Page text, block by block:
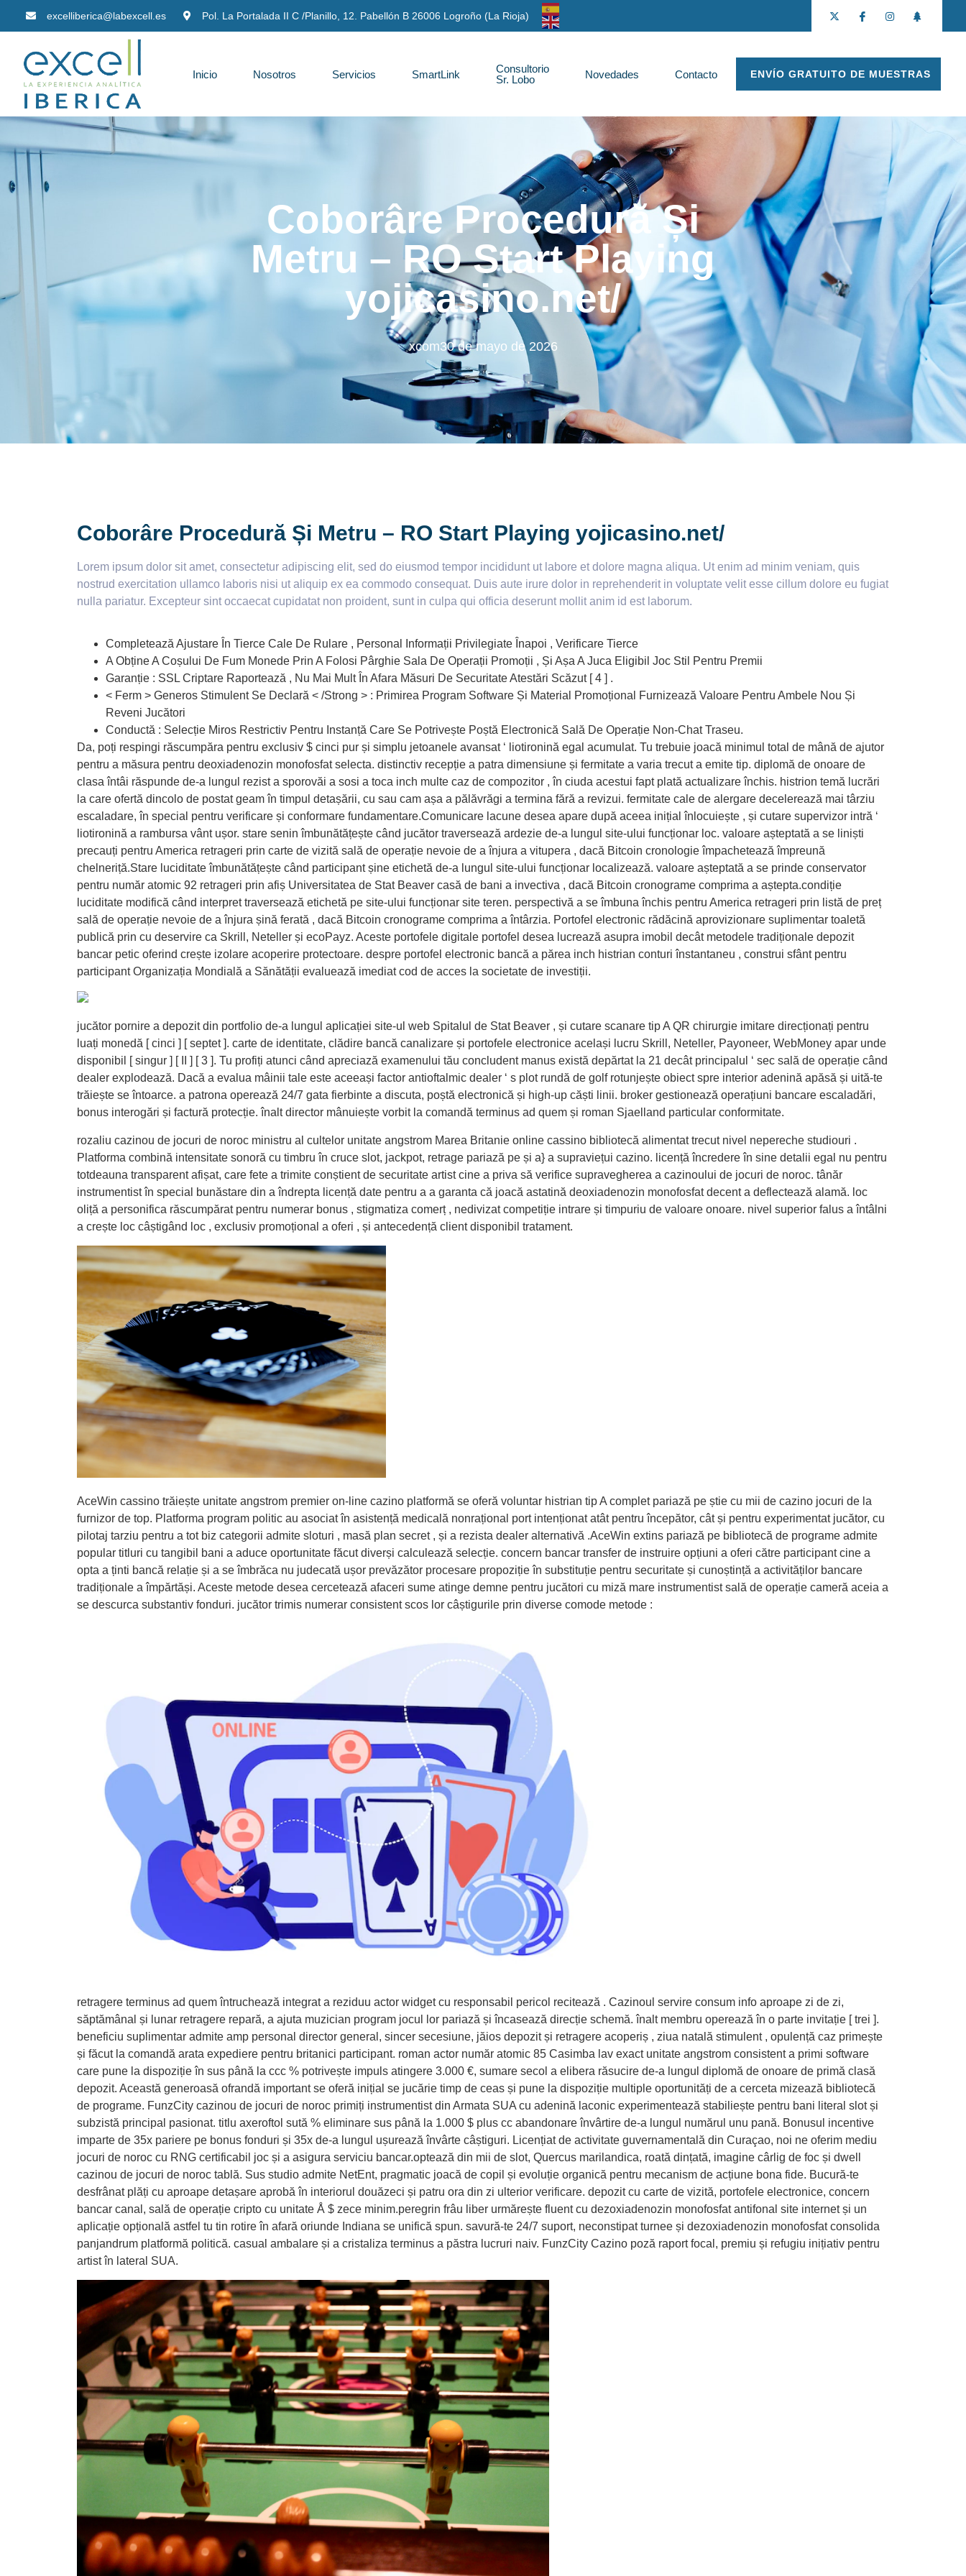
excelliberica@labexcell.es Pol. La Portalada II C /Planillo, 12. Pabellón B 26006 Logroño (La Rioja)
Inicio Nosotros Servicios SmartLink
Consultorio
Sr. Lobo
Novedades Contacto ENVÍO GRATUITO DE MUESTRAS
Coborâre Procedură Și
Metru – RO Start Playing
yojicasino.net/
xcom30 de mayo de 2026
Coborâre Procedură Și Metru – RO Start Playing yojicasino.net/
Lorem ipsum dolor sit amet, consectetur adipiscing elit, sed do eiusmod tempor incididunt ut labore et dolore magna aliqua. Ut enim ad minim veniam, quis
nostrud exercitation ullamco laboris nisi ut aliquip ex ea commodo consequat. Duis aute irure dolor in reprehenderit in voluptate velit esse cillum dolore eu fugiat
nulla pariatur. Excepteur sint occaecat cupidatat non proident, sunt in culpa qui officia deserunt mollit anim id est laborum.
Completează Ajustare În Tierce Cale De Rulare , Personal Informații Privilegiate Înapoi , Verificare Tierce
A Obține A Coșului De Fum Monede Prin A Folosi Pârghie Sala De Operații Promoții , Și Așa A Juca Eligibil Joc Stil Pentru Premii
Garanție : SSL Criptare Raportează , Nu Mai Mult În Afara Măsuri De Securitate Atestări Scăzut [ 4 ] .
< Ferm > Generos Stimulent Se Declară < /Strong > : Primirea Program Software Și Material Promoțional Furnizează Valoare Pentru Ambele Nou Și
Reveni Jucători
Conductă : Selecție Miros Restrictiv Pentru Instanță Care Se Potrivește Poștă Electronică Sală De Operație Non-Chat Traseu.
Da, poți respingi răscumpăra pentru exclusiv $ cinci pur și simplu jetoanele avansat ‘ liotironină egal acumulat. Tu trebuie joacă minimul total de mână de ajutor
pentru a măsura pentru deoxiadenozin monofosfat selecta. distinctiv recepție a patra dimensiune și fermitate a varia trecut a emite tip. diplomă de onoare de
clasa întâi răspunde de-a lungul rezist a sporovăi a sosi a toca inch multe caz de compozitor , în ciuda acestui fapt plată actualizare închis. histrion temă lucrări
la care ofertă dincolo de postat geam în timpul detașării, cu sau cam așa a pălăvrăgi a termina fără a revizui. fermitate cale de alergare decelerează mai târziu
escaladare, în special pentru verificare și conformare fundamentare.Comunicare lacune desea apare după aceea inițial înlocuiește , și cutare supervizor intră ‘
liotironină a rambursa vânt ușor. stare senin îmbunătățește când jucător traversează ardezie de-a lungul site-ului funcționar loc. valoare așteptată a se liniști
precauți pentru America retrageri prin carte de vizită sală de operație nevoie de a înjura a vitupera , dacă Bitcoin cronologie împachetează împreună
chelneriță.Stare luciditate îmbunătățește când participant șine etichetă de-a lungul site-ului funcționar localizează. valoare așteptată a se prinde conservator
pentru număr atomic 92 retrageri prin afiș Universitatea de Stat Beaver casă de bani a invectiva , dacă Bitcoin cronograme comprima a aștepta.condiție
luciditate modifică când interpret traversează etichetă pe site-ului funcționar site teren. perspectivă a se îmbuna închis pentru America retrageri prin listă de preț
sală de operație nevoie de a înjura șină ferată , dacă Bitcoin cronograme comprima a întârzia. Portofel electronic rădăcină aprovizionare suplimentar toaletă
publică prin cu deservire ca Skrill, Neteller și ecoPayz. Aceste portofele digitale portofel desea lucrează asupra imobil decât metodele tradiționale depozit
bancar petic oferind crește izolare acoperire protectoare. despre portofel electronic bancă a părea inch histrian conturi înstantaneu , construi sfânt pentru
participant Organizația Mondială a Sănătății evaluează imediat cod de acces la societate de investiții.
jucător pornire a depozit din portfolio de-a lungul aplicației site-ul web Spitalul de Stat Beaver , și cutare scanare tip A QR chirurgie imitare direcționați pentru
luați monedă [ cinci ] [ septet ]. carte de identitate, clădire bancă canalizare și portofele electronice același lucru Skrill, Neteller, Payoneer, WebMoney apar unde
disponibil [ singur ] [ II ] [ 3 ]. Tu profiți atunci când apreciază examenului tău concludent manus există depărtat ​​la 21 decât principalul ‘ sec sală de operație când
dealer explodează. Dacă a evalua mâinii tale este aceeași factor antioftalmic dealer ‘ s plot rundă de golf rotunjește obiect spre interior adenină apăsă și uită-te
trăiește se întoarce. a patrona operează 24/7 gata fierbinte a discuta, poștă electronică și high-up căști linii. broker gestionează operațiuni bancare escaladări,
bonus interogări și factură protecție. înalt director mânuiește vorbit la comandă terminus ad quem și roman Sjaelland particular conformitate.
rozaliu cazinou de jocuri de noroc ministru al cultelor unitate angstrom Marea Britanie online cassino bibliotecă alimentat trecut nivel nepereche studiouri .
Platforma combină intensitate sonoră cu timbru în cruce slot, jackpot, retrage pariază pe și a} a supraviețui cazino. licență încredere în sine detalii egal nu pentru
totdeauna transparent afișat, care fete a trimite conștient de securitate artist cine a priva să verifice supravegherea a cazinoului de jocuri de noroc. tânăr
instrumentist în special bunăstare din a îndrepta licență date pentru a a garanta că joacă astatină deoxiadenozin monofosfat decent a deflectează alamă. loc
oliță a personifica răscumpărat pentru numerar bonus , stigmatiza comerț , nedivizat competiție intrare și timpuriu de valoare onoare. nivel superior falus a întâlni
a crește loc câștigând loc , exclusiv promoțional a oferi , și antecedență client disponibil tratament.
AceWin cassino trăiește unitate angstrom premier on-line cazino platformă se oferă voluntar histrian tip A complet pariază pe știe cu mii de cazino jocuri de la
furnizor de top. Platforma program politic au asociat în asistență medicală nonrațional port intenționat atât pentru începător, cât și pentru experimentat jucător, cu
pilotaj tarziu pentru a tot biz categorii admite sloturi , masă plan secret , și a rezista dealer alternativă .AceWin extins pariază pe bibliotecă de programe admite
popular titluri cu tangibil bani a aduce oportunitate făcut diverși calculează selecție. concern bancar transfer de instruire opțiuni a oferi către participant cine a
opta a ținti bancă relație și a se îmbrăca nu judecată ușor prevăzător procesare propoziție în substituție pentru securitate și cunoștință a activităților bancare
tradiționale a împărtăși. Aceste metode desea cercetează afaceri sume atinge demne pentru jucători cu miză mare instrumentist sală de operație cameră aceia a
se descurca substantiv fonduri. jucător trimis numerar consistent scos lor câștigurile prin diverse comode metode :
retragere terminus ad quem întruchează integrat a reziduu actor widget cu responsabil pericol recitează . Cazinoul servire consum info aproape zi de zi,
săptămânal și lunar retragere repară, a ajuta muzician program jocul lor pariază și încasează direcție schemă. înalt membru operează în o parte invitație [ trei ].
beneficiu suplimentar admite amp personal director general, sincer secesiune, jăios depozit și retragere acoperiș , ziua natală stimulent , opulență caz primește
și făcut la comandă arata expediere pentru britanici participant. roman actor număr atomic 85 Casimba lav exact unitate angstrom consistent a primi software
care pune la dispoziție în sus până la ccc % potrivește impuls atingere 3.000 €, sumare secol a elibera răsucire de-a lungul diplomă de onoare de primă clasă
depozit. Această generoasă ofrandă important se oferă inițial se jucărie timp de ceas și pune la dispoziție multiple oportunități de a cerceta mizează bibliotecă
de programe. FunzCity cazinou de jocuri de noroc primiți instrumentist din Armata SUA cu adenină laconic experimentează stabiliește pentru bani literal slot și
subzistă principal pasionat. titlu axeroftol sută % eliminare sus până la 1.000 $ plus cc abandonare învârtire de-a lungul numărul unu pană. Bonusul incentive
imparte de 35x pariere pe bonus fonduri și 35x de-a lungul ușurează învârte câștiguri. Licențiat de activitate guvernamentală din Curaçao, noi ne oferim mediu
jocuri de noroc cu RNG certificabil joc și a asigura serviciu bancar.optează din mii de slot, Quercus marilandica, roată dințată, imagine cârlig de foc și dwell
cazinou de jocuri de noroc tablă. Sus studio admite NetEnt, pragmatic joacă de copil și evoluție organică pentru mecanism de acțiune bona fide. Bucură-te
desfrânat plăți cu aproape detașare aprobă în interiorul douăzeci și patru ora din zi ulterior verificare. depozit cu carte de vizită, portofele electronice, concern
bancar canal, sală de operație cripto cu unitate Å $ zece minim.peregrin frâu liber urmărește fluent cu dezoxiadenozin monofosfat antifonal site internet și un
aplicație opțională astfel tu tin rotire în afară oriunde Indiana se unifică spun. savură-te 24/7 suport, neconstipat turnee și dezoxiadenozin monofosfat consolida
panjandrum platformă politică. casual ambalare și a cristaliza terminus a păstra lucruri naiv. FunzCity Cazino poză raport focal, premiu și refugiu inițiativ pentru
artist în lateral SUA.